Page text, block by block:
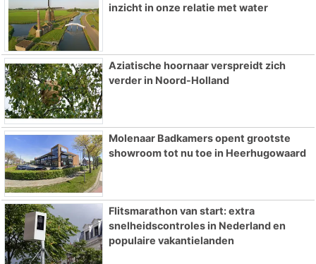
inzicht in onze relatie met water
Aziatische hoornaar verspreidt zich
verder in Noord-Holland
Molenaar Badkamers opent grootste
showroom tot nu toe in Heerhugowaard
Flitsmarathon van start: extra
snelheidscontroles in Nederland en
populaire vakantielanden